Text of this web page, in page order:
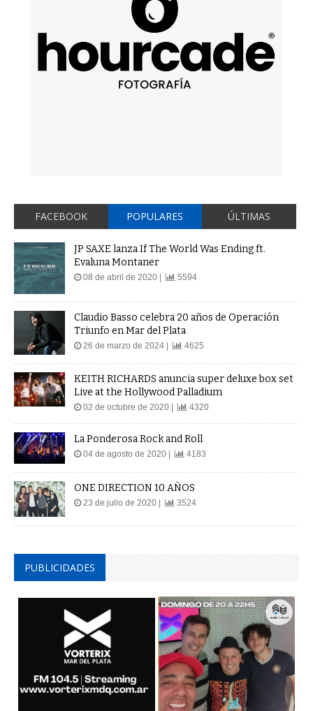
FACEBOOK POPULARES ÚLTIMAS
JP SAXE lanza If The World Was Ending ft.
Evaluna Montaner
08 de abril de 2020 | 5594
Claudio Basso celebra 20 años de Operación
Triunfo en Mar del Plata
26 de marzo de 2024 | 4625
KEITH RICHARDS anuncia super deluxe box set
Live at the Hollywood Palladium
02 de octubre de 2020 | 4320
La Ponderosa Rock and Roll
04 de agosto de 2020 | 4183
ONE DIRECTION 10 AÑOS
23 de julio de 2020 | 3524
PUBLICIDADES